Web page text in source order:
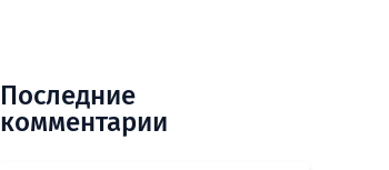
Последние
комментарии